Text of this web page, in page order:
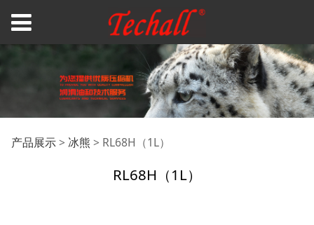
RL68H（1L）
产品展示> 冰熊 > RL68H（1L）
RL68H（1L）